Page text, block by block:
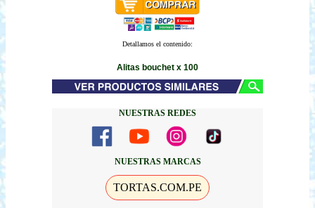
Detallamos el contenido:
Alitas bouchet x 100
NUESTRAS REDES
NUESTRAS MARCAS
TORTAS.COM.PE